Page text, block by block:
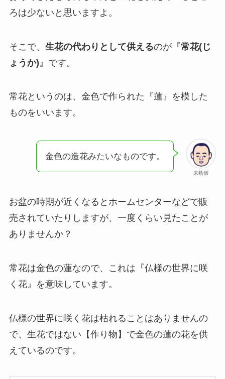
ろは少ないと思いますよ。
そこで、 生花の代わりとして供えるのが『常花(じ
ょうか) 』です。
常花というのは、金色で作られた『蓮』を模した
ものをいいます。
未熟僧
金色の造花みたいなものです。
お盆の時期が近くなるとホームセンターなどで販
売されていたりしますが、一度くらい見たことが
ありませんか？
常花は金色の蓮なので、これは『仏様の世界に咲
く花』を意味しています。
仏様の世界に咲く花は枯れることはありませんの
で、生花ではない【作り物】で金色の蓮の花を供
えているのです。